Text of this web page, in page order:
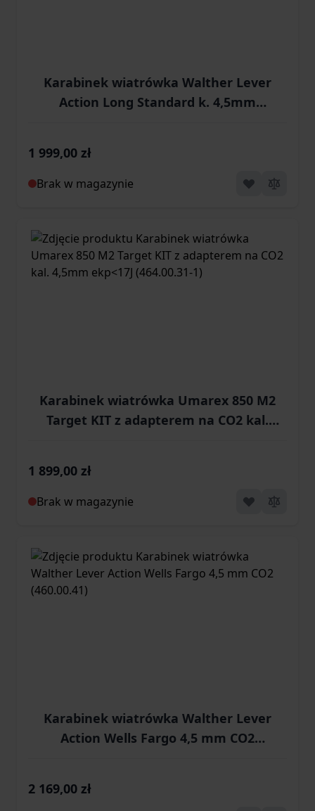
Karabinek wiatrówka Walther Lever
Action Long Standard k. 4,5mm
1 999,00 zł
Brak w magazynie
Karabinek wiatrówka Umarex 850 M2
Target KIT z adapterem na CO2 kal.
1 899,00 zł
Brak w magazynie
Karabinek wiatrówka Walther Lever
Action Wells Fargo 4,5 mm CO2
2 169,00 zł